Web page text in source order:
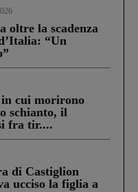
oltre la scadenza
“Un
cui morirono
schianto, il
fra tir....
di Castiglion
ucciso la figlia a